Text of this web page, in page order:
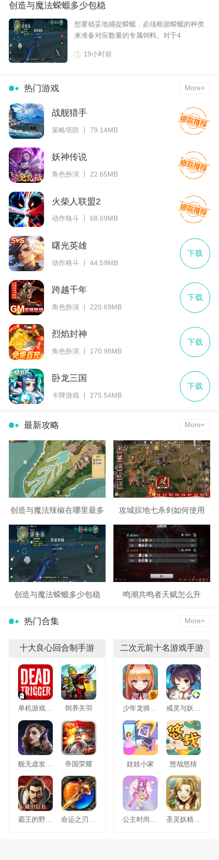
创造与魔法蝾螈多少包稳
想要稳妥地捕捉蝾螈，必须根据蝾螈的种类
来准备对应数量的专属饲料。对于4
19小时前
热门游戏 More+
战舰猎手
策略塔防 丨 79.14MB
妖神传说
角色扮演 丨 22.65MB
火柴人联盟2
动作格斗 丨 68.69MB
曙光英雄
动作格斗 丨 44.59MB
下载
跨越千年
角色扮演 丨 220.69MB
下载
烈焰封神
角色扮演 丨 170.98MB
下载
卧龙三国
卡牌游戏 丨 275.54MB
下载
最新攻略 More+
创造与魔法辣椒在哪里最多 攻城掠地七杀剑如何使用
创造与魔法蝾螈多少包稳 鸣潮共鸣者天赋怎么升
热门合集 More+
十大良心回合制手游
单机游戏死亡扳机 饲养关羽
舰无虚发暗星 帝国荣耀
二次元前十名游戏手游
娃娃小家 悠哉悠猜
圣灵妖精中文版